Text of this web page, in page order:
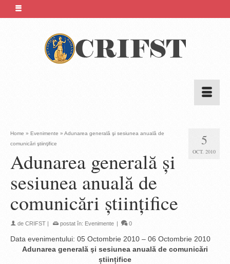
5
OCT. 2010
Home » Evenimente » Adunarea generală şi sesiunea anuală de
comunicări ştiinţifice
Adunarea generală şi
sesiunea anuală de
comunicări ştiinţifice
de CRIFST | postat în: Evenimente | 0
Data evenimentului: 05 Octombrie 2010 – 06 Octombrie 2010
Adunarea generală şi sesiunea anuală de comunicări
științifice